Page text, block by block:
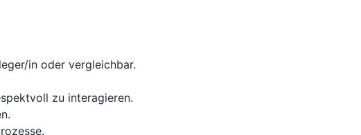
in oder vergleichbar.
zu interagieren.